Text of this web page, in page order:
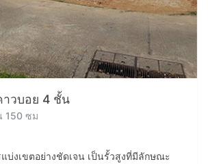
าวบอย 4 ชั้น
150 ซม
บ่งเขตอย่างชัดเจน เป็นรั้วสูงที่มีลักษณะ